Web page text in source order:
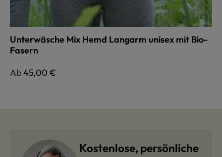
Unterwäsche Mix Hemd Langarm unisex mit Bio-
Fasern
Regulärer Preis:
Ab45,00 €
Kostenlose, persönliche